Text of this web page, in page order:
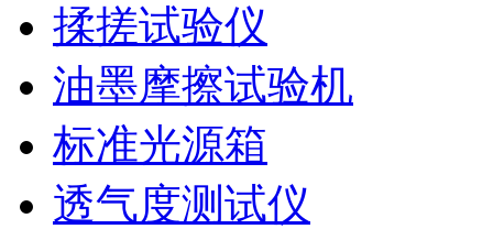
揉搓试验仪
油墨摩擦试验机
标准光源箱
透气度测试仪